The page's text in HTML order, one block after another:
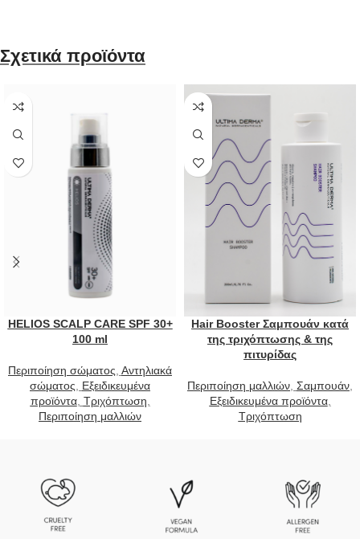
Σχετικά προϊόντα
HELIOS SCALP CARE SPF 30+
100 ml
Περιποίηση σώματος, Αντηλιακά
σώματος, Εξειδικευμένα
προϊόντα, Τριχόπτωση,
Περιποίηση μαλλιών
Hair Booster Σαμπουάν κατά
της τριχόπτωσης & της
πιτυρίδας
Περιποίηση μαλλιών, Σαμπουάν,
Εξειδικευμένα προϊόντα,
Τριχόπτωση